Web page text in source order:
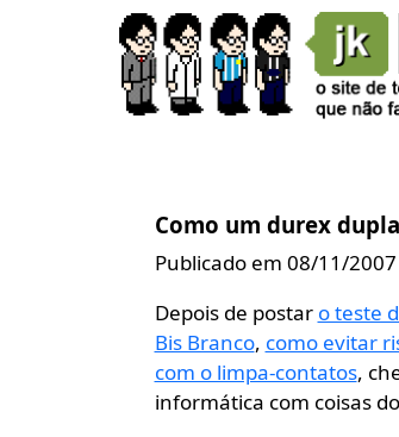
Como um durex
Publicado em 08/11/
Depois de postar o teste
Bis Branco, como evitar
com o limpa-contatos,
informática com coisas